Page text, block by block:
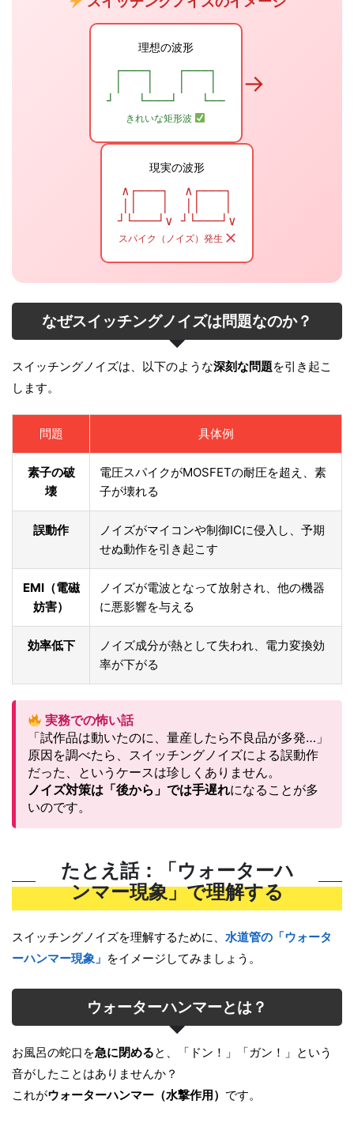
理想の波形
┌───┐ ┌───┐
┘ └───┘ └──
きれいな矩形波
→
現実の波形
∧┌───┐ ∧┌───┐
┘└───┘∨ ┘└───┘∨
スパイク（ノイズ）発生
なぜスイッチングノイズは問題なのか？
スイッチングノイズは、以下のような深刻な問題を引き起こ
します。
問題 具体例
素子の破
壊
電圧スパイクがMOSFETの耐圧を超え、素
子が壊れる
誤動作
ノイズがマイコンや制御ICに侵入し、予期
せぬ動作を引き起こす
EMI（電磁
妨害）
ノイズが電波となって放射され、他の機器
に悪影響を与える
効率低下
ノイズ成分が熱として失われ、電力変換効
率が下がる
実務での怖い話
「試作品は動いたのに、量産したら不良品が多発…」
原因を調べたら、スイッチングノイズによる誤動作
だった、というケースは珍しくありません。
ノイズ対策は「後から」では手遅れになることが多
いのです。
たとえ話：「ウォーターハ
ンマー現象」で理解する
スイッチングノイズを理解するために、 水道管の「ウォータ
ーハンマー現象」 をイメージしてみましょう。
ウォーターハンマーとは？
お風呂の蛇口を急に閉めると、「ドン！」「ガン！」という
音がしたことはありませんか？
これがウォーターハンマー（水撃作用） です。